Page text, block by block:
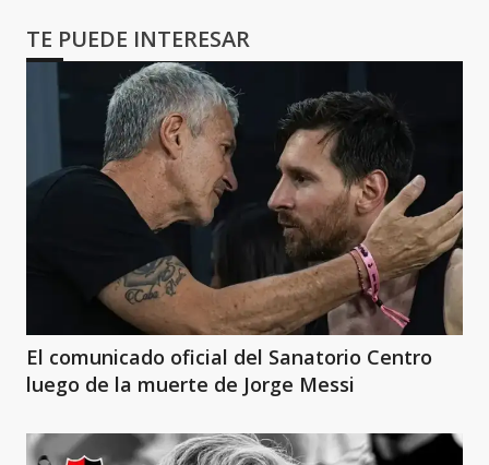
TE PUEDE INTERESAR
El comunicado oficial del Sanatorio Centro
luego de la muerte de Jorge Messi